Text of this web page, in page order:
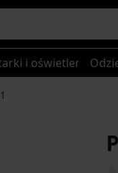
i oświetlenie